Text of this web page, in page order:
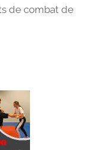
de combat de